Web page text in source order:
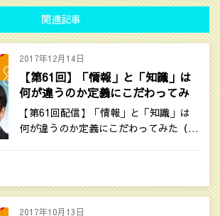
関連記事
2017年12月14日
【第61回】「情報」と「知識」は
何が違うのか定義にこだわってみ
た（後編）
【第61回配信】「情報」と「知識」は
何が違うのか定義にこだわってみた（…
2017年10月13日